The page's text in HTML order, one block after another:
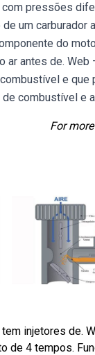
pressões
um
do
ar antes de.
e
combustível e
For
injetores de.
de 4 tempos.